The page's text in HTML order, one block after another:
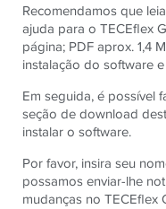
Recomendamos que
ajuda para o TECEflex
página; PDF aprox. 1,4
instalação do software
Em seguida, é possível
seção de download
instalar o software.
Por favor, insira seu
possamos enviar-lhe
mudanças no TECEflex